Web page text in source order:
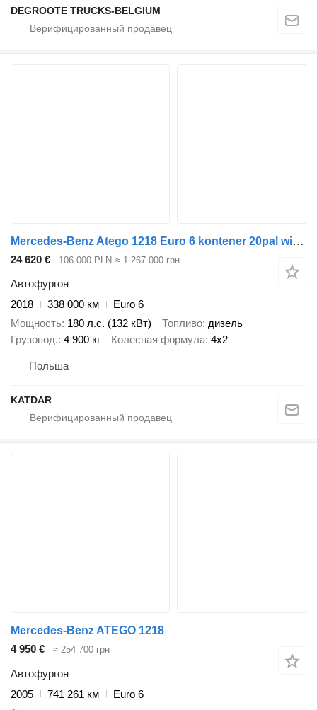
DEGROOTE TRUCKS-BELGIUM
Mercedes-Benz Atego 1218 Euro 6 kontener 20pal winda tylko 338tys.km! 5.1dm³
24 620 € 106 000 PLN ≈ 1 267 000 грн
Автофургон
2018
338 000 км
Euro 6
Мощность 180 л.с. (132 кВт) Топливо дизель
Грузопод. 4 900 кг Колесная формула 4x2
Польша
KATDAR
Mercedes-Benz ATEGO 1218
4 950 €
≈ 254 700 грн
Автофургон
2005
741 261 км
Euro 6